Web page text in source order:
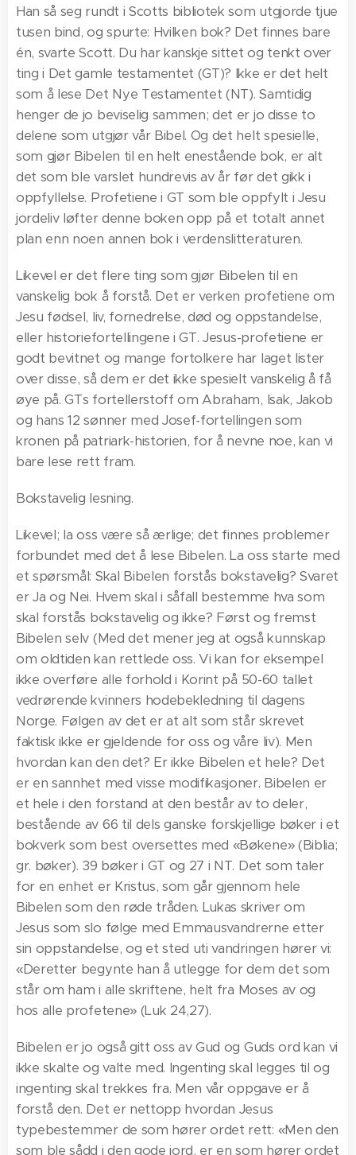
Han så seg rundt i Scotts bibliotek som utgjorde tjue
tusen bind, og spurte: Hvilken bok? Det finnes bare
én, svarte Scott. Du har kanskje sittet og tenkt over
ting i Det gamle testamentet (GT)? Ikke er det helt
som å lese Det Nye Testamentet (NT). Samtidig
henger de jo beviselig sammen; det er jo disse to
delene som utgjør vår Bibel. Og det helt spesielle,
som gjør Bibelen til en helt enestående bok, er alt
det som ble varslet hundrevis av år før det gikk i
oppfyllelse. Profetiene i GT som ble oppfylt i Jesu
jordeliv løfter denne boken opp på et totalt annet
plan enn noen annen bok i verdenslitteraturen.
Likevel er det flere ting som gjør Bibelen til en
vanskelig bok å forstå. Det er verken profetiene om
Jesu fødsel, liv, fornedrelse, død og oppstandelse,
eller historiefortellingene i GT. Jesus-profetiene er
godt bevitnet og mange fortolkere har laget lister
over disse, så dem er det ikke spesielt vanskelig å få
øye på. GTs fortellerstoff om Abraham, Isak, Jakob
og hans 12 sønner med Josef-fortellingen som
kronen på patriark-historien, for å nevne noe, kan vi
bare lese rett fram.
Bokstavelig lesning.
Likevel; la oss være så ærlige; det finnes problemer
forbundet med det å lese Bibelen. La oss starte med
et spørsmål: Skal Bibelen forstås bokstavelig? Svaret
er Ja og Nei. Hvem skal i såfall bestemme hva som
skal forstås bokstavelig og ikke? Først og fremst
Bibelen selv (Med det mener jeg at også kunnskap
om oldtiden kan rettlede oss. Vi kan for eksempel
ikke overføre alle forhold i Korint på 50-60 tallet
vedrørende kvinners hodebekledning til dagens
Norge. Følgen av det er at alt som står skrevet
faktisk ikke er gjeldende for oss og våre liv). Men
hvordan kan den det? Er ikke Bibelen et hele? Det
er en sannhet med visse modifikasjoner. Bibelen er
et hele i den forstand at den består av to deler,
bestående av 66 til dels ganske forskjellige bøker i et
bokverk som best oversettes med «Bøkene» (Biblia;
gr. bøker). 39 bøker i GT og 27 i NT. Det som taler
for en enhet er Kristus, som går gjennom hele
Bibelen som den røde tråden. Lukas skriver om
Jesus som slo følge med Emmausvandrerne etter
sin oppstandelse, og et sted uti vandringen hører vi:
«Deretter begynte han å utlegge for dem det som
står om ham i alle skriftene, helt fra Moses av og
hos alle profetene» (Luk 24,27).
Bibelen er jo også gitt oss av Gud og Guds ord kan vi
ikke skalte og valte med. Ingenting skal legges til og
ingenting skal trekkes fra. Men vår oppgave er å
forstå den. Det er nettopp hvordan Jesus
typebestemmer de som hører ordet rett: «Men den
som ble sådd i den gode jord, er en som hører ordet